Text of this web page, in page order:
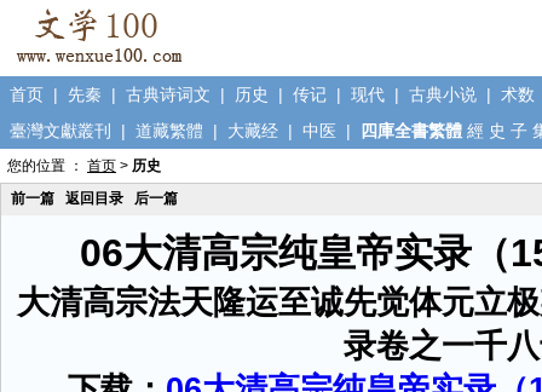
首页 | 先秦 | 古典诗词文 | 历史 | 传记 | 现代 | 古典小说 | 术数
臺灣文獻叢刊
| 道藏繁體 | 大藏经 | 中医 | 四庫全書繁體 經 史 子
您的位置 ： 首页 > 历史
前一篇
返回目录 后一篇
06大清高宗纯皇帝实录（
大清高宗法天隆运至诚先觉体元立
录卷之一千